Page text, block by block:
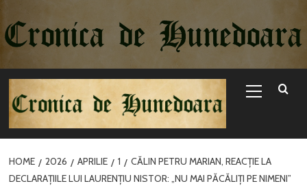
la
conținut
Menu
HOME 2026 APRILIE 1
CĂLIN PETRU MARIAN, REACȚIE LA
DECLARAȚIILE LUI LAURENȚIU NISTOR: „NU MAI PĂCĂLIȚI PE NIMENI”